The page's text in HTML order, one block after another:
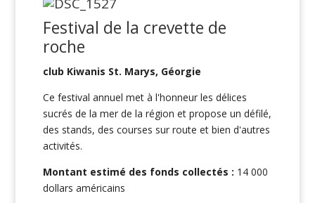
Festival de la crevette de
roche
club Kiwanis St. Marys, Géorgie
Ce festival annuel met à l'honneur les délices
sucrés de la mer de la région et propose un défilé,
des stands, des courses sur route et bien d'autres
activités.
Montant estimé des fonds collectés : 14 000
dollars américains